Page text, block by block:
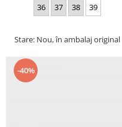
36 37 38 39
Stare: Nou, în ambalaj original
-40%